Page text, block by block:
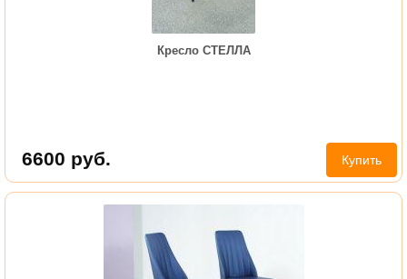
Кресло СТЕЛЛА
6600 руб. Купить